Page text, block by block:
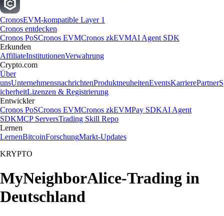
CronosEVM-kompatible Layer 1
Cronos entdecken
Cronos PoSCronos EVMCronos zkEVMAI Agent SDK
Erkunden
AffiliateInstitutionenVerwahrung
Crypto.com
Über
unsUnternehmensnachrichtenProduktneuheitenEventsKarrierePartnerS
icherheitLizenzen & Registrierung
Entwickler
Cronos PoSCronos EVMCronos zkEVMPay SDKAI Agent
SDKMCP ServersTrading Skill Repo
Lernen
LernenBitcoinForschungMarkt-Updates
KRYPTO
MyNeighborAlice-Trading in
Deutschland